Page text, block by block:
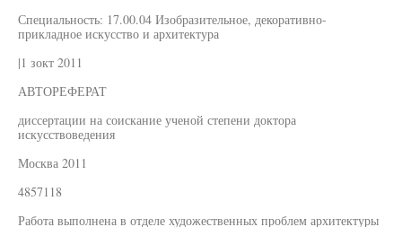
Специальность: 17.00.04 Изобразительное, декоративно-
прикладное искусство и архитектура
|1 зокт 2011
АВТОРЕФЕРАТ
диссертации на соискание ученой степени доктора
искусствоведения
Москва 2011
4857118
Работа выполнена в отделе художественных проблем архитектуры